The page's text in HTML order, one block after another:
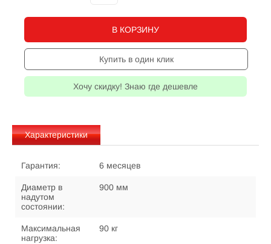
В КОРЗИНУ
Купить в один клик
Хочу скидку! Знаю где дешевле
Характеристики
Гарантия: 6 месяцев
Диаметр в
надутом
состоянии:
900 мм
Максимальная
нагрузка:
90 кг